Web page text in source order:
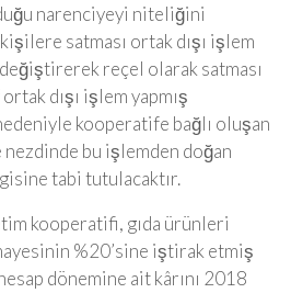
narenciyeyi niteliğini
satması ortak dışı işlem
reçel olarak satması
dışı işlem yapmış
kooperatife bağlı oluşan
bu işlemden doğan
tabi tutulacaktır.
kooperatifi, gıda ürünleri
%20’sine iştirak etmiş
dönemine ait kârını 2018